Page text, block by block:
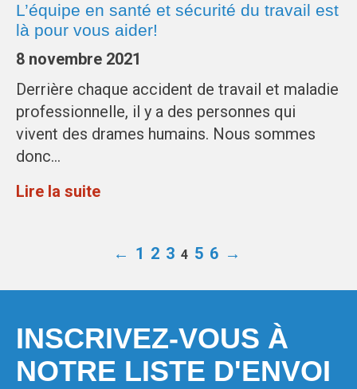
L’équipe en santé et sécurité du travail est
là pour vous aider!
8 novembre 2021
Derrière chaque accident de travail et maladie
professionnelle, il y a des personnes qui
vivent des drames humains. Nous sommes
donc…
Lire la suite
← 1 2 3 4 5 6 →
INSCRIVEZ-VOUS À
NOTRE LISTE D'ENVOI